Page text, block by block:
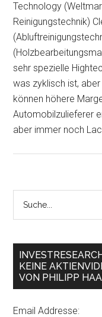
Technology
Reinigungstechnik)
sehr spezielle
was zyklisch ist,
können höhere
Automobilzulieferer
aber immer noch
KEINE
VON PHILIPP
Email Addresse: